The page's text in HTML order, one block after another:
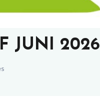
JUNI 2026